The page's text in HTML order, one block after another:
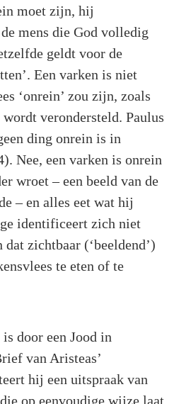
moet zijn, hij
mens die God volledig
geldt voor de
Een varken is niet
‘onrein’ zou zijn, zoals
verondersteld. Paulus
ding onrein is in
Nee, een varken is onrein
wroet – een beeld van de
– en alles eet wat hij
identificeert zich niet
zichtbaar (‘beeldend’)
te eten of te
door een Jood in
van Aristeas’
hij een uitspraak van
op eenvoudige wijze laat